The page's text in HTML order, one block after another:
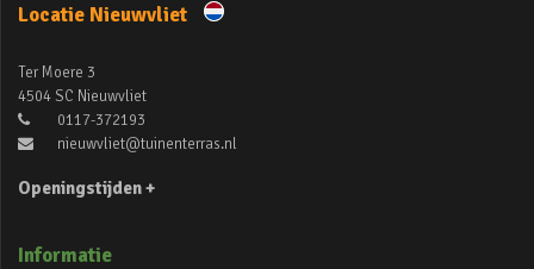
Locatie Nieuwvliet
Ter Moere 3
4504 SC Nieuwvliet
0117-372193
nieuwvliet@tuinenterras.nl
Openingstijden +
Informatie